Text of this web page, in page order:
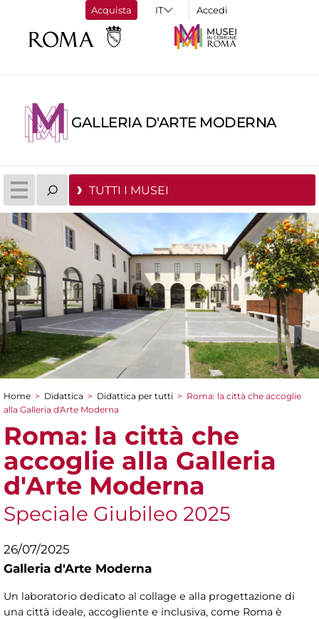
Acquista Accedi
GALLERIA D'ARTE MODERNA
TUTTI I MUSEI
Tu sei qui
Home > Didattica > Didattica per tutti > Roma: la città che accoglie
alla Galleria d'Arte Moderna
Roma: la città che
accoglie alla Galleria
d'Arte Moderna
Speciale Giubileo 2025
26/07/2025
Galleria d'Arte Moderna
Un laboratorio dedicato al collage e alla progettazione di
una città ideale, accogliente e inclusiva, come Roma è